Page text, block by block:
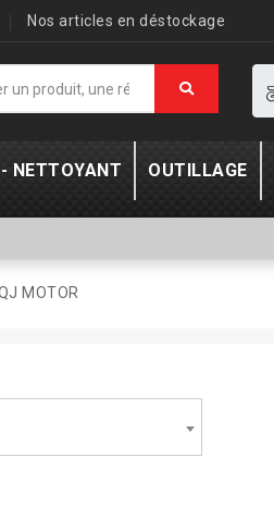
Nos articles en déstockage
NETTOYANT OUTILLAGE
MOTOR